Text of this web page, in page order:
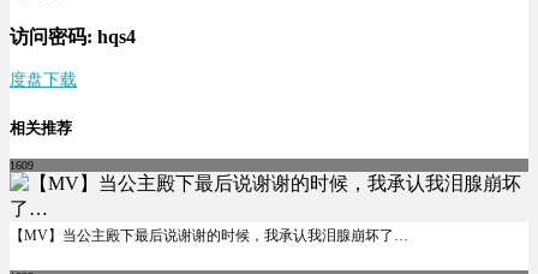
访问密码: hqs4
度盘下载
相关推荐
1609
【MV】当公主殿下最后说谢谢的时候，我承认我泪腺崩坏了…